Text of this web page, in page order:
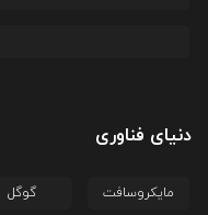
دنیای فناوری
مایکروسافت گوگل